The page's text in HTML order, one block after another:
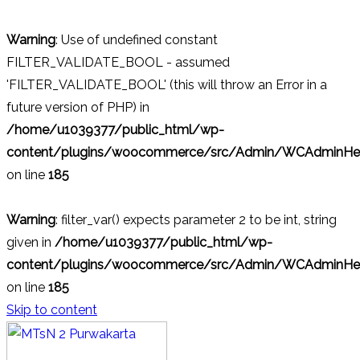
Warning: Use of undefined constant
FILTER_VALIDATE_BOOL - assumed
'FILTER_VALIDATE_BOOL' (this will throw an Error in a
future version of PHP) in
/home/u1039377/public_html/wp-
content/plugins/woocommerce/src/Admin/
on line 185
Warning: filter_var() expects parameter 2 to be int, string
given in /home/u1039377/public_html/wp-
content/plugins/woocommerce/src/Admin/
on line 185
Skip to content